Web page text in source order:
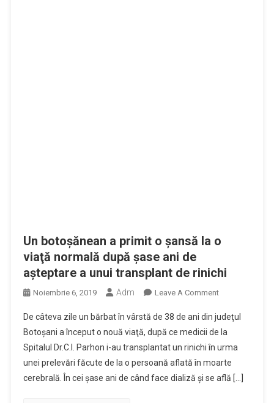
Un botoşănean a primit o şansă la o
viaţă normală după şase ani de
aşteptare a unui transplant de rinichi
Noiembrie 6, 2019 Adm Leave A CommentOn
Botoşănean
A
Primit
O
Şansă
De câteva zile un bărbat în vârstă de 38 de ani din judeţul
Botoşani a început o nouă viaţă, după ce medicii de la
Spitalul Dr.C.I. Parhon i-au transplantat un rinichi în urma
unei prelevări făcute de la o persoană aflată în moarte
cerebrală. În cei şase ani de când face dializă şi se află […]